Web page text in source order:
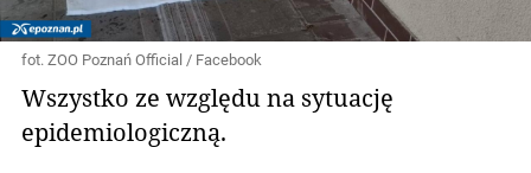
fot. ZOO Poznań Official / Facebook
Wszystko ze względu na sytuację
epidemiologiczną.